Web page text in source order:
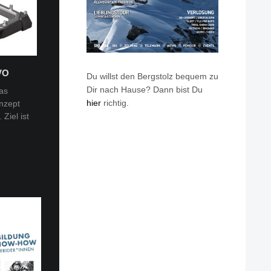
Ziel ist
Tobi
Van
Du willst den Bergstolz bequem zu
Dir nach Hause? Dann bist Du
hierrichtig.